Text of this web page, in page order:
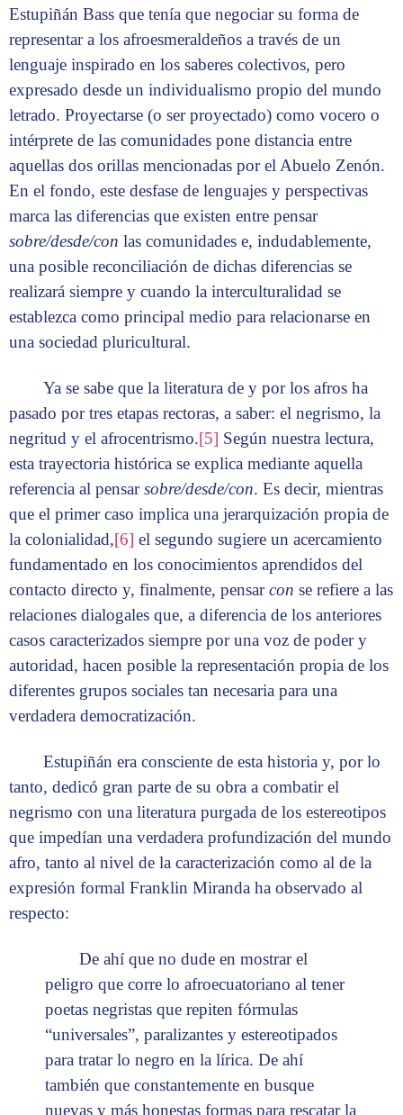
Estupiñán Bass que tenía que negociar su forma de
representar a los afroesmeraldeños a través de un
lenguaje inspirado en los saberes colectivos, pero
expresado desde un individualismo propio del mundo
letrado. Proyectarse (o ser proyectado) como vocero o
intérprete de las comunidades pone distancia entre
aquellas dos orillas mencionadas por el Abuelo Zenón.
En el fondo, este desfase de lenguajes y perspectivas
marca las diferencias que existen entre pensar
sobre/desde/con las comunidades e, indudablemente,
una posible reconciliación de dichas diferencias se
realizará siempre y cuando la interculturalidad se
establezca como principal medio para relacionarse en
una sociedad pluricultural.
Ya se sabe que la literatura de y por los afros ha
pasado por tres etapas rectoras, a saber: el negrismo, la
negritud y el afrocentrismo.[5] Según nuestra lectura,
esta trayectoria histórica se explica mediante aquella
referencia al pensarsobre/desde/con. Es decir, mientras
que el primer caso implica una jerarquización propia de
la colonialidad,[6] el segundo sugiere un acercamiento
fundamentado en los conocimientos aprendidos del
contacto directo y, finalmente, pensarcon se refiere a las
relaciones dialogales que, a diferencia de los anteriores
casos caracterizados siempre por una voz de poder y
autoridad, hacen posible la representación propia de los
diferentes grupos sociales tan necesaria para una
verdadera democratización.
Estupiñán era consciente de esta historia y, por lo
tanto, dedicó gran parte de su obra a combatir el
negrismo con una literatura purgada de los estereotipos
que impedían una verdadera profundización del mundo
afro, tanto al nivel de la caracterización como al de la
expresión formal Franklin Miranda ha observado al
respecto:
De ahí que no dude en mostrar el
peligro que corre lo afroecuatoriano al tener
poetas negristas que repiten fórmulas
“universales”, paralizantes y estereotipados
para tratar lo negro en la lírica. De ahí
también que constantemente en busque
nuevas y más honestas formas para rescatar la